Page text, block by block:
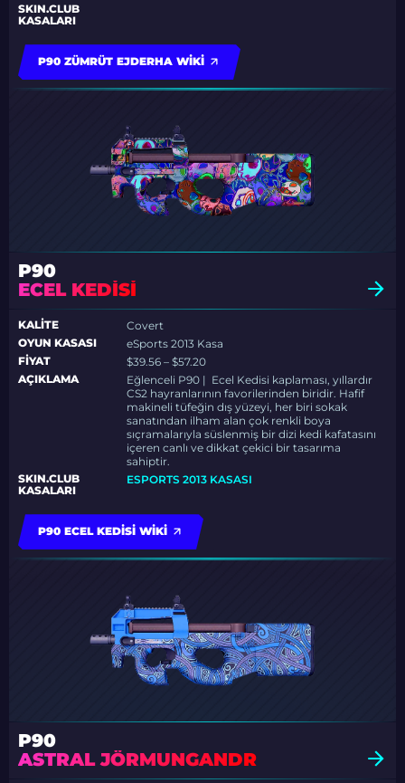
SKIN.CLUB
KASALARI
P90 ZÜMRÜT EJDERHA WIKI
P90
ECEL KEDISI
KALITE
Covert
OYUN KASASI
eSports 2013 Kasa
FIYAT
$39.56 – $57.20
AÇIKLAMA
Eğlenceli P90 | Ecel Kedisi kaplaması, yıllardır
CS2 hayranlarının favorilerinden biridir. Hafif
makineli tüfeğin dış yüzeyi, her biri sokak
sanatından ilham alan çok renkli boya
sıçramalarıyla süslenmiş bir dizi kedi kafatasını
içeren canlı ve dikkat çekici bir tasarıma
sahiptir.
SKIN.CLUB
KASALARI
ESPORTS 2013 KASASI
P90 ECEL KEDISI WIKI
P90
ASTRAL JÖRMUNGANDR